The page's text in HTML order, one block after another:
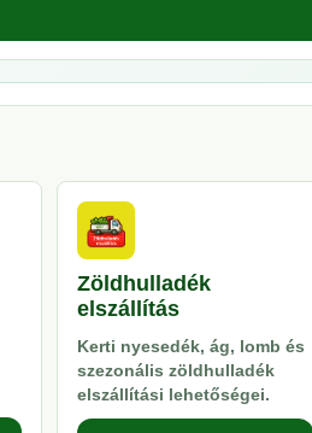
Zöldhulladék
elszállítás
Kerti nyesedék, ág, lomb és
szezonális zöldhulladék
elszállítási lehetőségei.